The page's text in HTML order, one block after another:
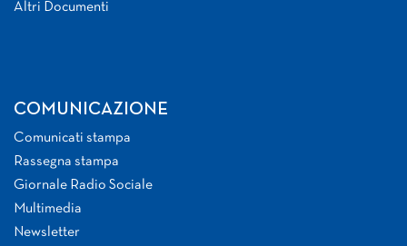
Altri Documenti
COMUNICAZIONE
Comunicati stampa
Rassegna stampa
Giornale Radio Sociale
Multimedia
Newsletter